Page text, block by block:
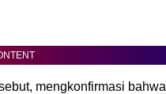
mengkonfirmasi bahwa